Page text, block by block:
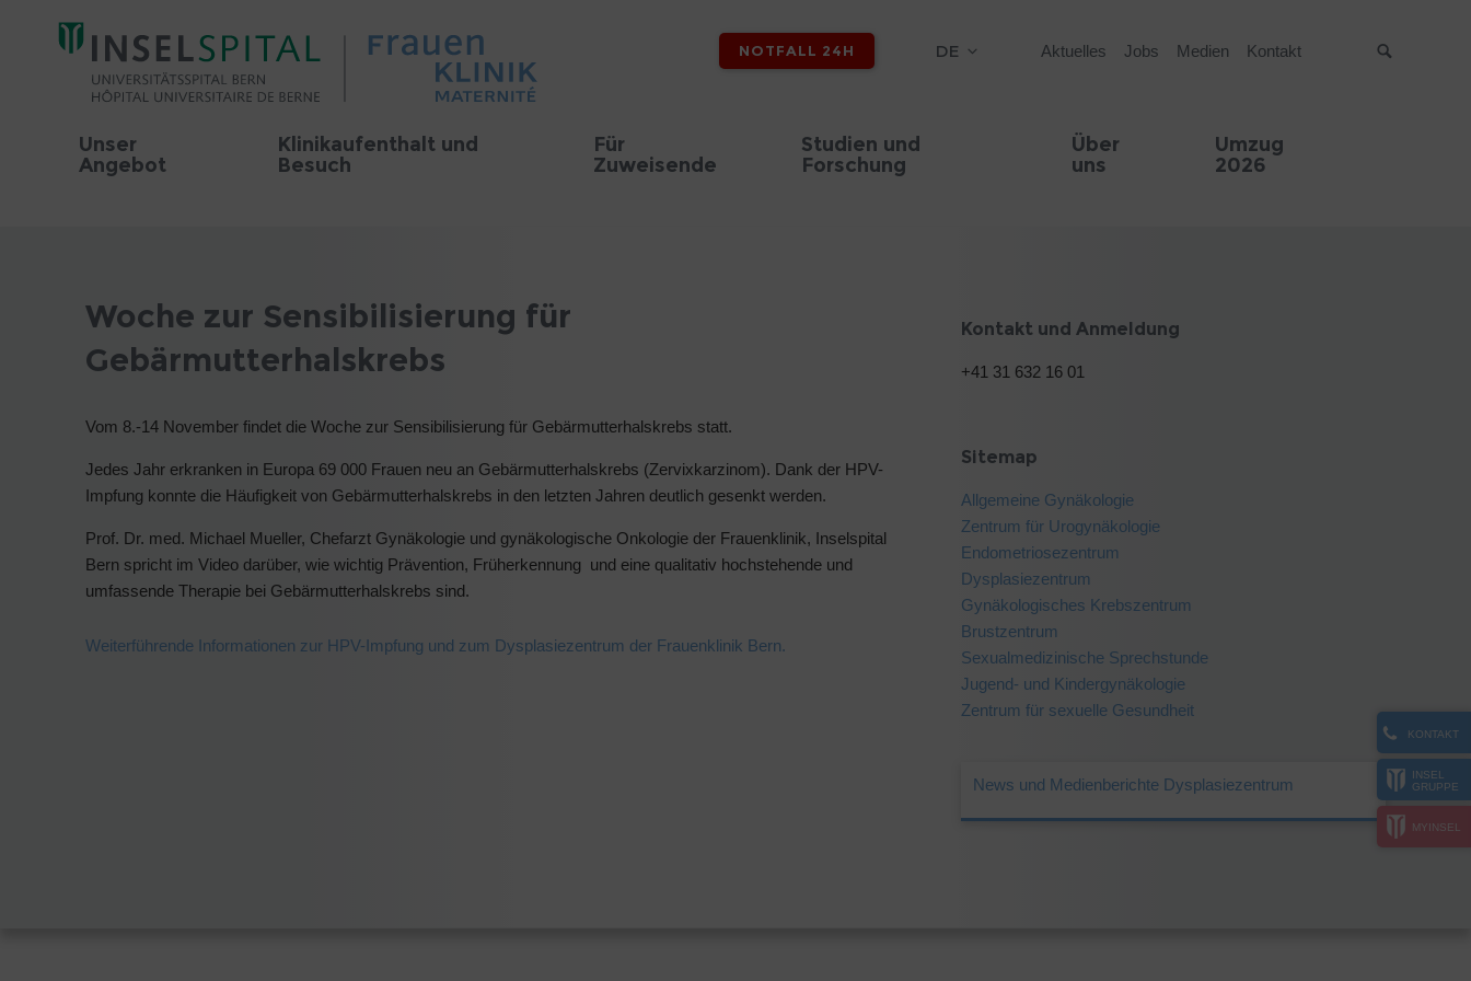
NOTFALL 24H DE Aktuelles Jobs Medien Kontakt
Unser
Angebot
Klinikaufenthalt und
Besuch
Für
Zuweisende
Studien und
Forschung
Über
uns
Umzug
2026
KONTAKT
INSEL
GRUPPE
MYINSEL
Woche zur Sensibilisierung für
Gebärmutterhalskrebs
Vom 8.-14 November findet die Woche zur Sensibilisierung für Gebärmutterhalskrebs statt.
Jedes Jahr erkranken in Europa 69 000 Frauen neu an Gebärmutterhalskrebs (Zervixkarzinom). Dank der HPV-
Impfung konnte die Häufigkeit von Gebärmutterhalskrebs in den letzten Jahren deutlich gesenkt werden.
Prof. Dr. med. Michael Mueller, Chefarzt Gynäkologie und gynäkologische Onkologie der Frauenklinik, Inselspital
Bern spricht im Video darüber, wie wichtig Prävention, Früherkennung und eine qualitativ hochstehende und
umfassende Therapie bei Gebärmutterhalskrebs sind.
Weiterführende Informationen zur HPV-Impfung und zum Dysplasiezentrum der Frauenklinik Bern.
Kontakt und Anmeldung
+41 31 632 16 01
Sitemap
Allgemeine Gynäkologie
Zentrum für Urogynäkologie
Endometriosezentrum
Dysplasiezentrum
Gynäkologisches Krebszentrum
Brustzentrum
Sexualmedizinische Sprechstunde
Jugend- und Kindergynäkologie
Zentrum für sexuelle Gesundheit
News und Medienberichte Dysplasiezentrum